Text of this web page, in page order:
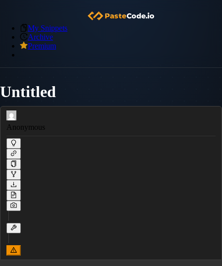
My Snippets
Archive
Premium
Untitled
Anonymous